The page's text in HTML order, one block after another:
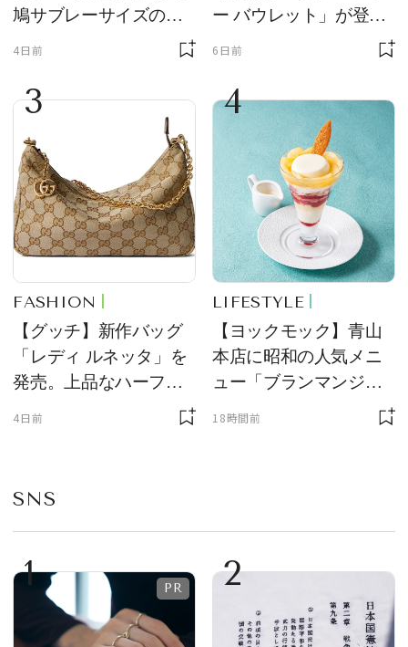
鳩サブレーサイズのポ
ーチ「はとっこ」を限
4日前
ー バウレット」が登
場！ デザイン性と収納
6日前
3
FASHION
【グッチ】新作バッグ
「レディ ルネッタ」を
発売。上品なハーフム
ーン型がスタイリング
4日前
4
LIFESTYLE
【ヨックモック】青山
本店に昭和の人気メニ
ュー「ブランマンジ
ェ」「ダックワーズ」
18時間前
SNS
1 2